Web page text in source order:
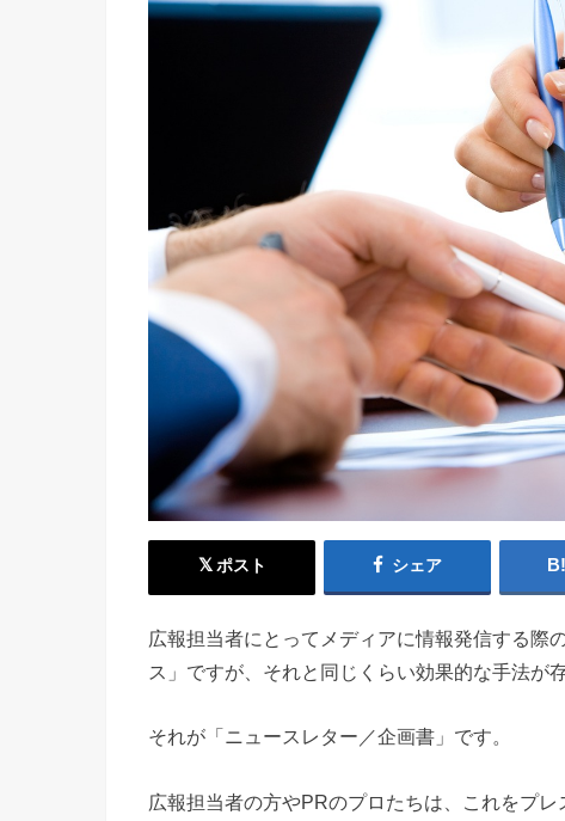
ポスト シェア
広報担当者にとってメディアに情報発信する際
ス」ですが、それと同じくらい効果的な手法が
それが「ニュースレター／企画書」です。
広報担当者の方やPRのプロたちは、これをプ